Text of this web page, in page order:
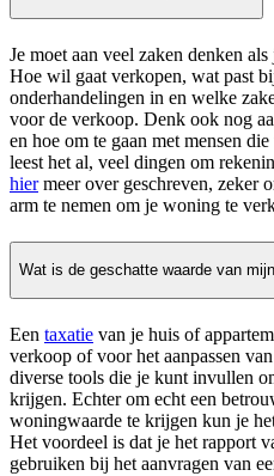
Je moet aan veel zaken denken
Hoe wil gaat verkopen, wat past
onderhandelingen in en welke
voor de verkoop. Denk ook nog
en hoe om te gaan met mensen
leest het al, veel dingen om
hiermeer over geschreven, zeker
arm te nemen om je woning te
Wat is de geschatte waarde van
Een taxatie van je huis of
verkoop of voor het aanpassen
diverse tools die je kunt invullen
krijgen. Echter om echt een
woningwaarde te krijgen kun je
Het voordeel is dat je het rapport
gebruiken bij het aanvragen van